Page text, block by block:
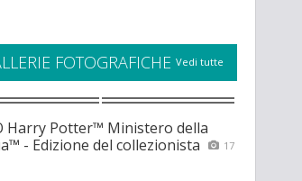
FOTOGRAFICHE Vedi tutte
Harry Potter™ Ministero della
- Edizione del collezionista
17